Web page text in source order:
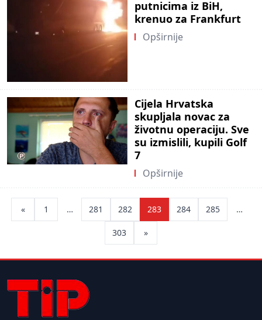
putnicima iz BiH,
krenuo za Frankfurt
Opširnije
Cijela Hrvatska
skupljala novac za
životnu operaciju. Sve
su izmislili, kupili Golf
7
Opširnije
pagination
« 1 … 281 282 283 284 285 …
303 »